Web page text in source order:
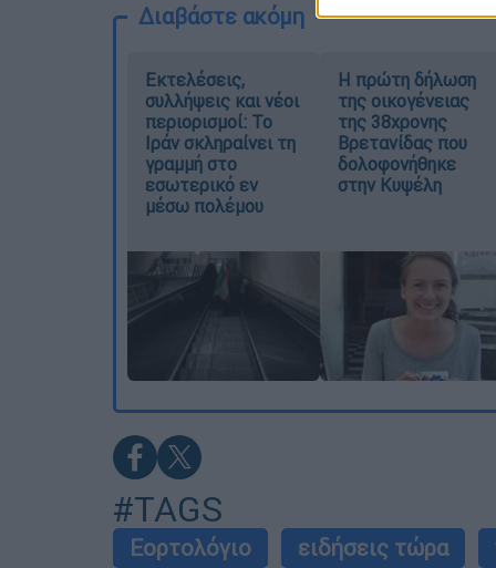
Διαβάστε ακόμη
Εκτελέσεις,
συλλήψεις και νέοι
περιορισμοί: Το
Ιράν σκληραίνει τη
γραμμή στο
εσωτερικό εν
μέσω πολέμου
Η πρώτη δήλωση
της οικογένειας
της 38χρονης
Βρετανίδας που
δολοφονήθηκε
στην Κυψέλη
#TAGS
Εορτολόγιο ειδήσεις τώρα